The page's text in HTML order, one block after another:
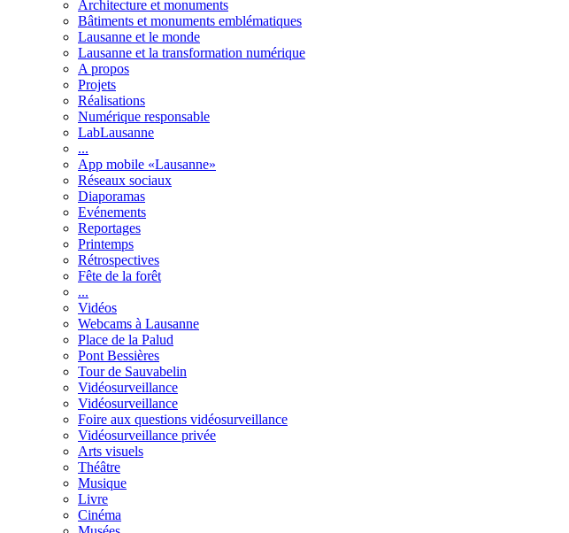
Architecture et monuments
Bâtiments et monuments emblématiques
Lausanne et le monde
Lausanne et la transformation numérique
A propos
Projets
Réalisations
Numérique responsable
LabLausanne
...
App mobile «Lausanne»
Réseaux sociaux
Diaporamas
Evénements
Reportages
Printemps
Rétrospectives
Fête de la forêt
...
Vidéos
Webcams à Lausanne
Place de la Palud
Pont Bessières
Tour de Sauvabelin
Vidéosurveillance
Vidéosurveillance
Foire aux questions vidéosurveillance
Vidéosurveillance privée
Arts visuels
Théâtre
Musique
Livre
Cinéma